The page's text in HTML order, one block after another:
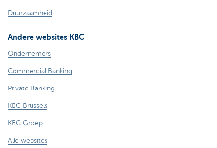
Duurzaamheid
Andere websites KBC
Ondernemers
Commercial Banking
Private Banking
KBC Brussels
KBC Groep
Alle websites